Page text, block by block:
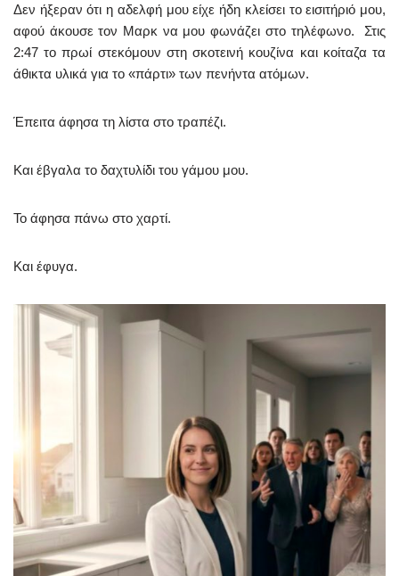
Δεν ήξεραν ότι η αδελφή μου είχε ήδη κλείσει το εισιτήριό μου,
αφού άκουσε τον Μαρκ να μου φωνάζει στο τηλέφωνο. Στις
2:47 το πρωί στεκόμουν στη σκοτεινή κουζίνα και κοίταζα τα
άθικτα υλικά για το «πάρτι» των πενήντα ατόμων.
Έπειτα άφησα τη λίστα στο τραπέζι.
Και έβγαλα το δαχτυλίδι του γάμου μου.
Το άφησα πάνω στο χαρτί.
Και έφυγα.